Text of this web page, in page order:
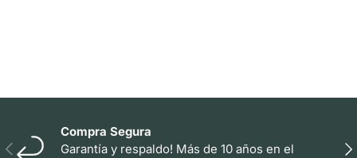
Anterior
Compra Segura
Garantía y respaldo! Más de 10 años en el